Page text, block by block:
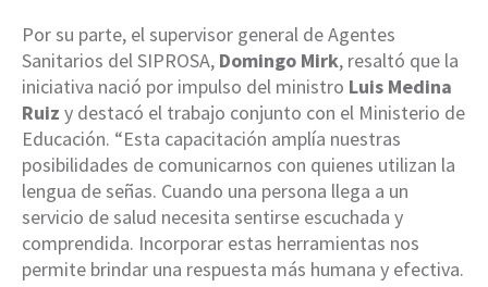
Por su parte, el supervisor general de Agentes
Sanitarios del SIPROSA, Domingo Mirk, resaltó que la
iniciativa nació por impulso del ministro Luis Medina
Ruiz y destacó el trabajo conjunto con el Ministerio de
Educación. “Esta capacitación amplía nuestras
posibilidades de comunicarnos con quienes utilizan la
lengua de señas. Cuando una persona llega a un
servicio de salud necesita sentirse escuchada y
comprendida. Incorporar estas herramientas nos
permite brindar una respuesta más humana y efectiva.